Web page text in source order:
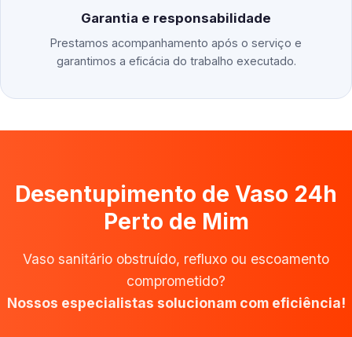
Garantia e responsabilidade
Prestamos acompanhamento após o serviço e
garantimos a eficácia do trabalho executado.
Desentupimento de Vaso 24h
Perto de Mim
Vaso sanitário obstruído, refluxo ou escoamento
comprometido?
Nossos especialistas solucionam com eficiência!